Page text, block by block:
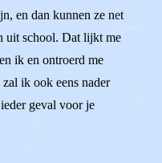
en dan kunnen ze net
uit school. Dat lijkt me
ik en ontroerd me
ik ook eens nader
geval voor je